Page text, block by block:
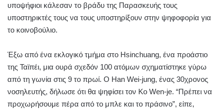
υποψήφιοι κάλεσαν το βράδυ της Παρασκευής τους
υποστηρικτές τους να τους υποστηρίξουν στην ψηφοφορία για
το κοινοβούλιο.
Έξω από ένα εκλογικό τμήμα στο Hsinchuang, ένα προάστιο
της Ταϊπέι, μια ουρά σχεδόν 100 ατόμων σχηματίστηκε γύρω
από τη γωνία στις 9 το πρωί. Ο Han Wei-jung, ένας 30χρονος
νοσηλευτής, δήλωσε ότι θα ψηφίσει τον Ko Wen-je. “Πρέπει να
προχωρήσουμε πέρα από το μπλε και το πράσινο”, είπε,